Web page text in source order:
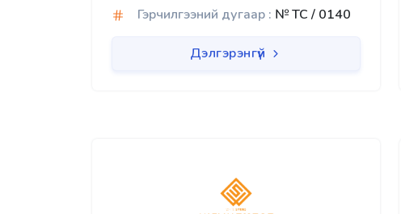
Гэрчилгээний дугаар : № TC / 0140
Дэлгэрэнгүй